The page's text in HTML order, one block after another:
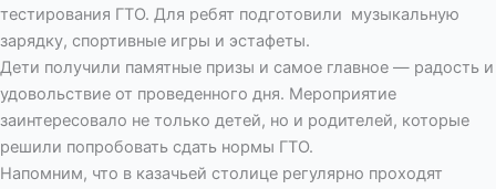
тестирования ГТО. Для ребят подготовили музыкальную
зарядку, спортивные игры и эстафеты.
Дети получили памятные призы и самое главное — радость и
удовольствие от проведенного дня. Мероприятие
заинтересовало не только детей, но и родителей, которые
решили попробовать сдать нормы ГТО.
Напомним, что в казачьей столице регулярно проходят